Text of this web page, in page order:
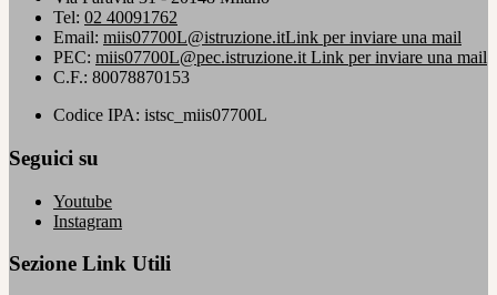
Tel: 02 40091762
Email: miis07700L@istruzione.itLink per inviare una mail
PEC: miis07700L@pec.istruzione.it Link per inviare una mail
C.F.: 80078870153
Codice IPA: istsc_miis07700L
Seguici su
Youtube
Instagram
Sezione Link Utili